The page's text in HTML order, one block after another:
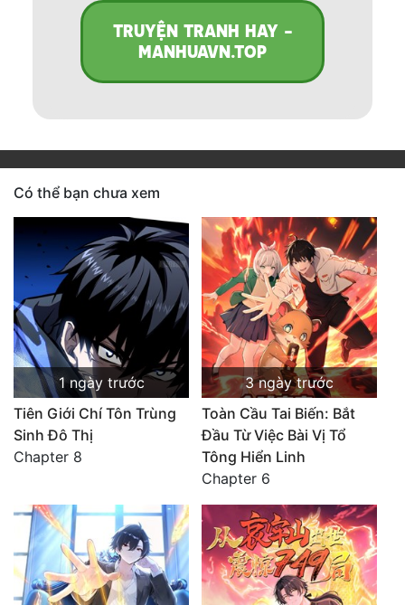
TRUYỆN TRANH HAY -
MANHUAVN.TOP
Có thể bạn chưa xem
1 ngày trước
Tiên Giới Chí Tôn Trùng
Sinh Đô Thị
Chapter 8
3 ngày trước
Toàn Cầu Tai Biến: Bắt
Đầu Từ Việc Bài Vị Tổ
Tông Hiển Linh
Chapter 6